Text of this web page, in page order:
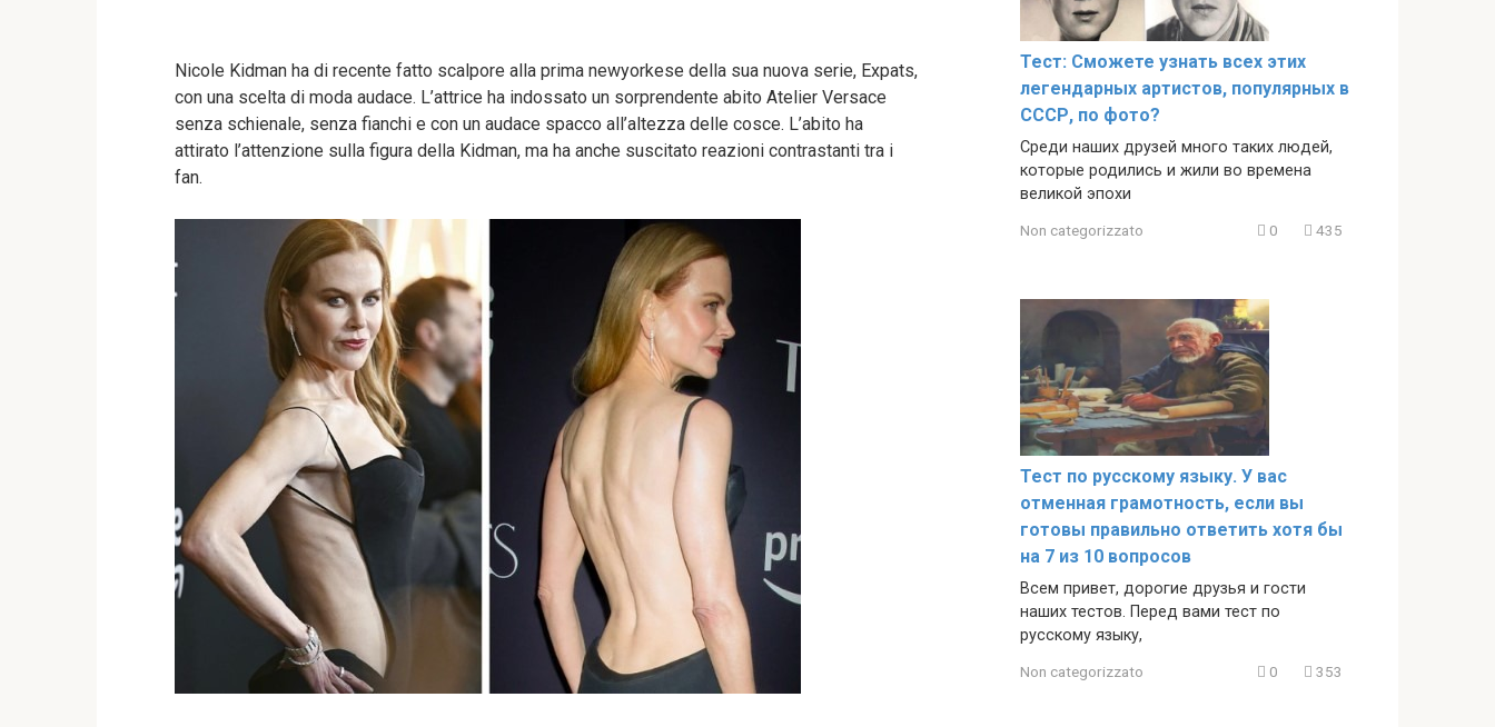
Nicole Kidman ha di recente fatto scalpore alla prima newyorkese della sua nuova serie, Expats,
con una scelta di moda audace. L’attrice ha indossato un sorprendente abito Atelier Versace
senza schienale, senza fianchi e con un audace spacco all’altezza delle cosce. L’abito ha
attirato l’attenzione sulla figura della Kidman, ma ha anche suscitato reazioni contrastanti tra i
fan.
Тест: Сможете узнать всех этих
легендарных артистов, популярных в
СССР, по фото?
Среди наших друзей много таких людей,
которые родились и жили во времена
великой эпохи
Non categorizzato 0 435
Тест по русскому языку. У вас
отменная грамотность, если вы
готовы правильно ответить хотя бы
на 7 из 10 вопросов
Всем привет, дорогие друзья и гости
наших тестов. Перед вами тест по
русскому языку,
Non categorizzato 0 353